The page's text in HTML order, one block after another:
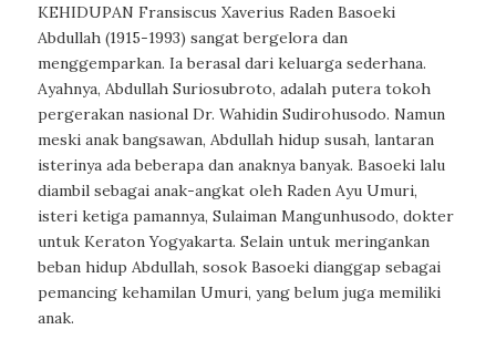
KEHIDUPAN Fransiscus Xaverius Raden Basoeki
Abdullah (1915-1993) sangat bergelora dan
menggemparkan. Ia berasal dari keluarga sederhana.
Ayahnya, Abdullah Suriosubroto, adalah putera tokoh
pergerakan nasional Dr. Wahidin Sudirohusodo. Namun
meski anak bangsawan, Abdullah hidup susah, lantaran
isterinya ada beberapa dan anaknya banyak. Basoeki lalu
diambil sebagai anak-angkat oleh Raden Ayu Umuri,
isteri ketiga pamannya, Sulaiman Mangunhusodo, dokter
untuk Keraton Yogyakarta. Selain untuk meringankan
beban hidup Abdullah, sosok Basoeki dianggap sebagai
pemancing kehamilan Umuri, yang belum juga memiliki
anak.